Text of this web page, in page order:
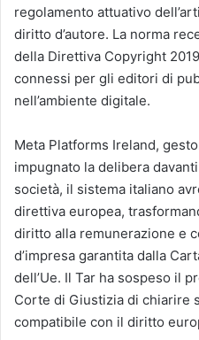
regolamento attuativo
diritto d’autore. La norma
della Direttiva Copyright
connessi per gli editori di
nell’ambiente digitale.
Meta Platforms Ireland,
impugnato la delibera
società, il sistema italiano
direttiva europea,
diritto alla remunerazione e
d’impresa garantita dalla
dell’Ue. Il Tar ha sospeso il
Corte di Giustizia di chiarire
compatibile con il diritto